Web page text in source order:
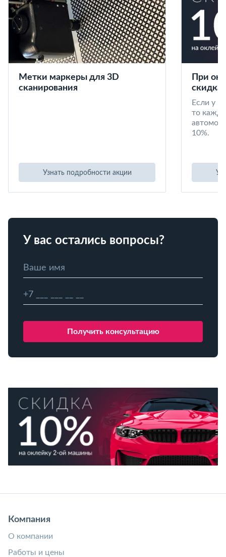
Метки маркеры для 3D
сканирования
Узнать подробности акции
При
скидка
Если у
то
10%.
У вас остались вопросы?
Компания
О компании
Работы и цены